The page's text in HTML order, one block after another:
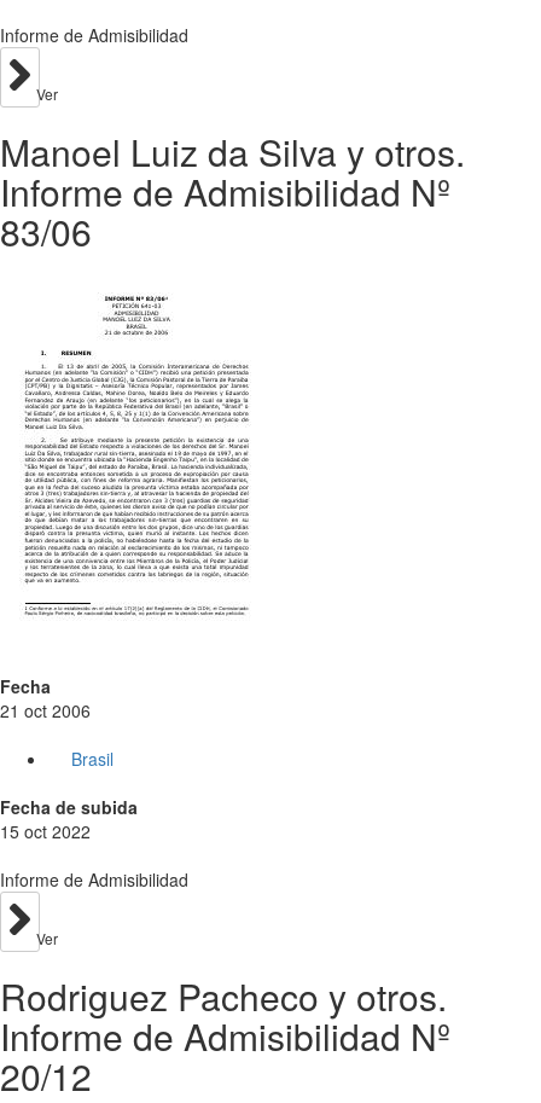
Informe de Admisibilidad
Ver
Manoel Luiz da Silva y otros.
Informe de Admisibilidad Nº
83/06
Fecha
21 oct 2006
Brasil
Fecha de subida
15 oct 2022
Informe de Admisibilidad
Ver
Rodriguez Pacheco y otros.
Informe de Admisibilidad Nº
20/12